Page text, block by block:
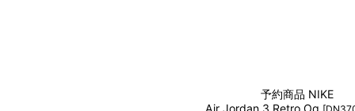
予約商品 NIKE
Air Jordan 3 Retro Og